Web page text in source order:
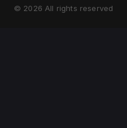
© 2026 All rights reserved